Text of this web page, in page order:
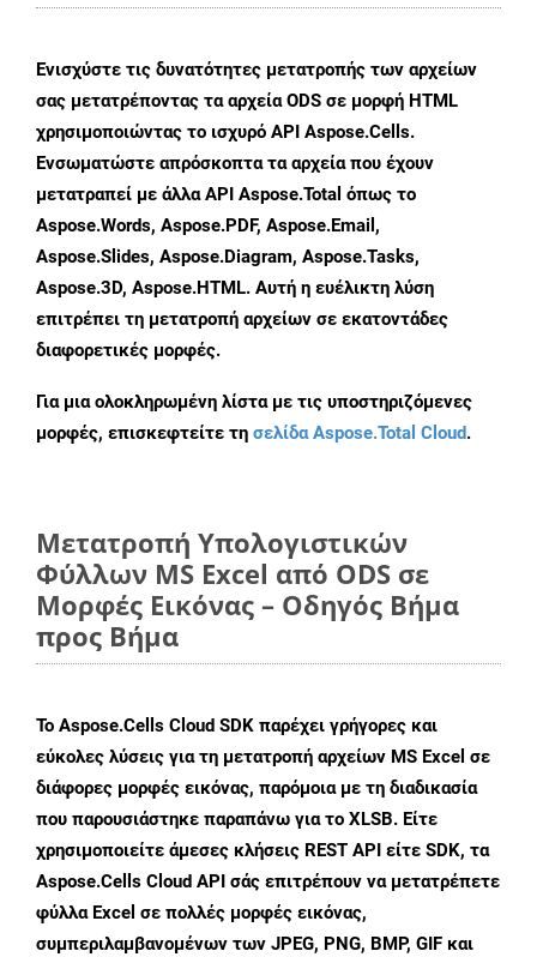
Ενισχύστε τις δυνατότητες μετατροπής των αρχείων
σας μετατρέποντας τα αρχεία ODS σε μορφή HTML
χρησιμοποιώντας το ισχυρό API Aspose.Cells.
Ενσωματώστε απρόσκοπτα τα αρχεία που έχουν
μετατραπεί με άλλα API Aspose.Total όπως το
Aspose.Words, Aspose.PDF, Aspose.Email,
Aspose.Slides, Aspose.Diagram, Aspose.Tasks,
Aspose.3D, Aspose.HTML. Αυτή η ευέλικτη λύση
επιτρέπει τη μετατροπή αρχείων σε εκατοντάδες
διαφορετικές μορφές.
Για μια ολοκληρωμένη λίστα με τις υποστηριζόμενες
μορφές, επισκεφτείτε τη σελίδα Aspose.Total Cloud.
Μετατροπή Υπολογιστικών
Φύλλων MS Excel από ODS σε
Μορφές Εικόνας – Οδηγός Βήμα
προς Βήμα
Το Aspose.Cells Cloud SDK παρέχει γρήγορες και
εύκολες λύσεις για τη μετατροπή αρχείων MS Excel σε
διάφορες μορφές εικόνας, παρόμοια με τη διαδικασία
που παρουσιάστηκε παραπάνω για το XLSB. Είτε
χρησιμοποιείτε άμεσες κλήσεις REST API είτε SDK, τα
Aspose.Cells Cloud API σάς επιτρέπουν να μετατρέπετε
φύλλα Excel σε πολλές μορφές εικόνας,
συμπεριλαμβανομένων των JPEG, PNG, BMP, GIF και